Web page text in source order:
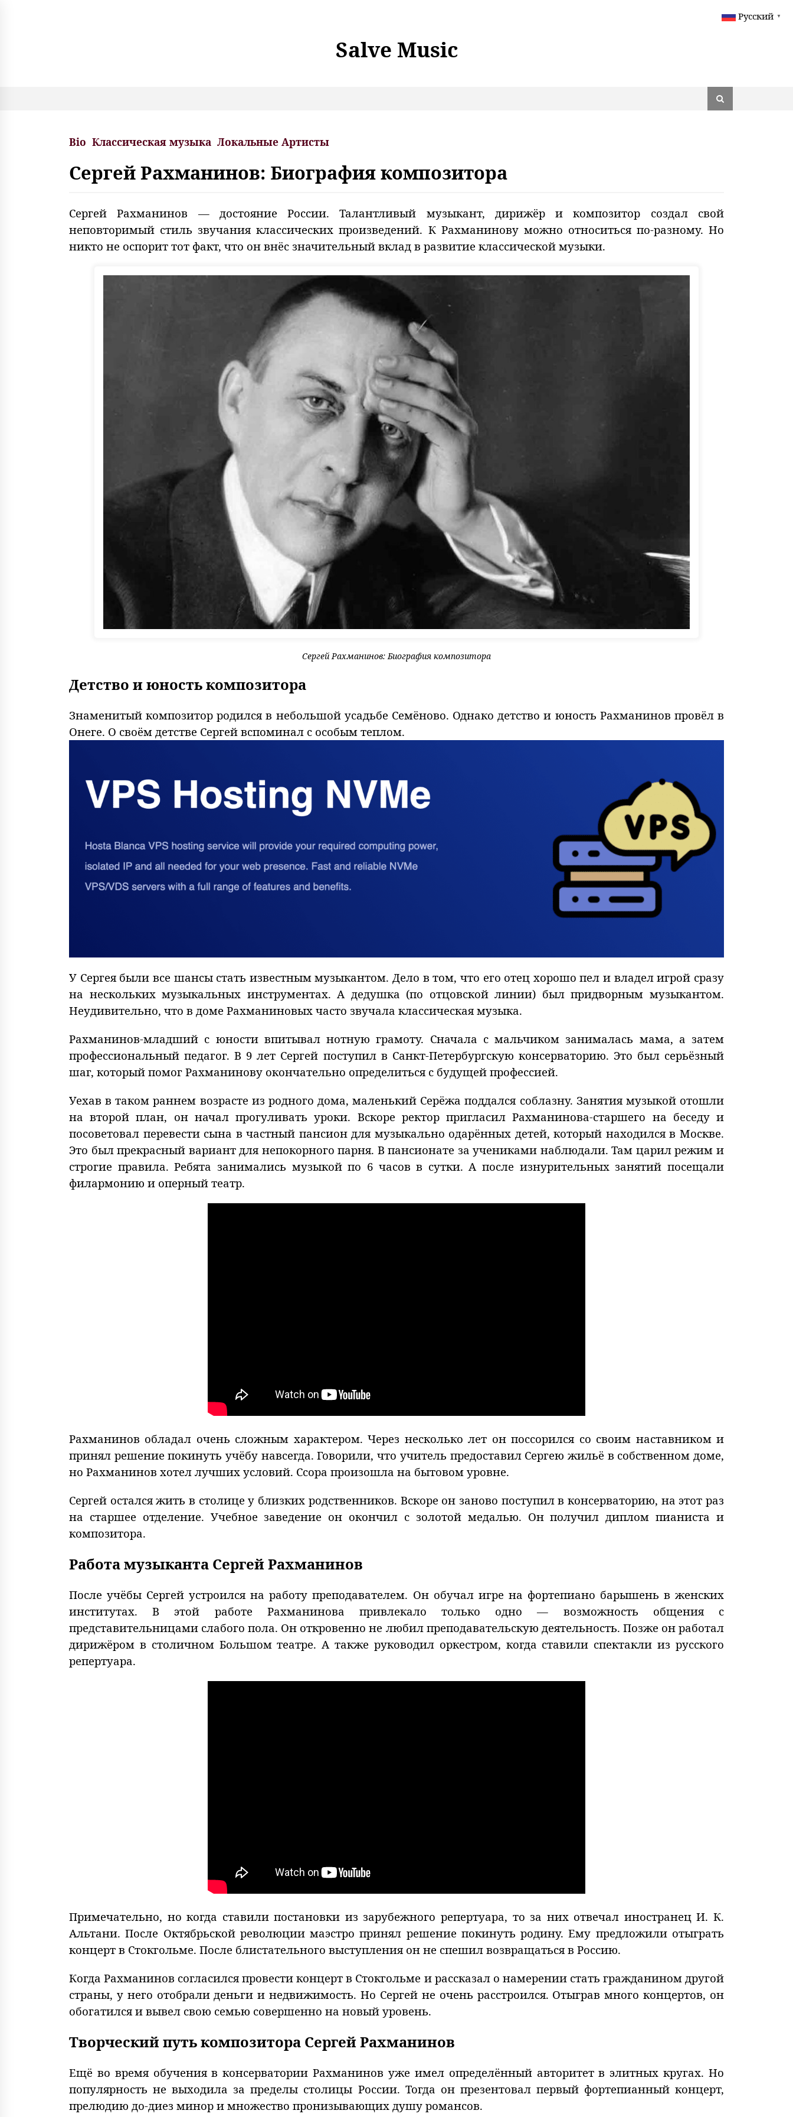
Salve Music
Bio Классическая музыка Локальные Артисты
Сергей Рахманинов: Биография композитора
Сергей Рахманинов — достояние России. Талантливый музыкант, дирижёр и композитор создал свой
неповторимый стиль звучания классических произведений. К Рахманинову можно относиться по-разному. Но
никто не оспорит тот факт, что он внёс значительный вклад в развитие классической музыки.
Сергей Рахманинов: Биография композитора
Детство и юность композитора
Знаменитый композитор родился в небольшой усадьбе Семёново. Однако детство и юность Рахманинов провёл в
Онеге. О своём детстве Сергей вспоминал с особым теплом.
У Сергея были все шансы стать известным музыкантом. Дело в том, что его отец хорошо пел и владел игрой сразу
на нескольких музыкальных инструментах. А дедушка (по отцовской линии) был придворным музыкантом.
Неудивительно, что в доме Рахманиновых часто звучала классическая музыка.
Рахманинов-младший с юности впитывал нотную грамоту. Сначала с мальчиком занималась мама, а затем
профессиональный педагог. В 9 лет Сергей поступил в Санкт-Петербургскую консерваторию. Это был серьёзный
шаг, который помог Рахманинову окончательно определиться с будущей профессией.
Уехав в таком раннем возрасте из родного дома, маленький Серёжа поддался соблазну. Занятия музыкой отошли
на второй план, он начал прогуливать уроки. Вскоре ректор пригласил Рахманинова-старшего на беседу и
посоветовал перевести сына в частный пансион для музыкально одарённых детей, который находился в Москве.
Это был прекрасный вариант для непокорного парня. В пансионате за учениками наблюдали. Там царил режим и
строгие правила. Ребята занимались музыкой по 6 часов в сутки. А после изнурительных занятий посещали
филармонию и оперный театр.
Рахманинов обладал очень сложным характером. Через несколько лет он поссорился со своим наставником и
принял решение покинуть учёбу навсегда. Говорили, что учитель предоставил Сергею жильё в собственном доме,
но Рахманинов хотел лучших условий. Ссора произошла на бытовом уровне.
Сергей остался жить в столице у близких родственников. Вскоре он заново поступил в консерваторию, на этот раз
на старшее отделение. Учебное заведение он окончил с золотой медалью. Он получил диплом пианиста и
композитора.
Работа музыканта Сергей Рахманинов
После учёбы Сергей устроился на работу преподавателем. Он обучал игре на фортепиано барышень в женских
институтах. В этой работе Рахманинова привлекало только одно — возможность общения с
представительницами слабого пола. Он откровенно не любил преподавательскую деятельность. Позже он работал
дирижёром в столичном Большом театре. А также руководил оркестром, когда ставили спектакли из русского
репертуара.
Примечательно, но когда ставили постановки из зарубежного репертуара, то за них отвечал иностранец И. К.
Альтани. После Октябрьской революции маэстро принял решение покинуть родину. Ему предложили отыграть
концерт в Стокгольме. После блистательного выступления он не спешил возвращаться в Россию.
Когда Рахманинов согласился провести концерт в Стокгольме и рассказал о намерении стать гражданином другой
страны, у него отобрали деньги и недвижимость. Но Сергей не очень расстроился. Отыграв много концертов, он
обогатился и вывел свою семью совершенно на новый уровень.
Творческий путь композитора Сергей Рахманинов
Ещё во время обучения в консерватории Рахманинов уже имел определённый авторитет в элитных кругах. Но
популярность не выходила за пределы столицы России. Тогда он презентовал первый фортепианный концерт,
прелюдию до-диез минор и множество пронизывающих душу романсов.
Русский ▼